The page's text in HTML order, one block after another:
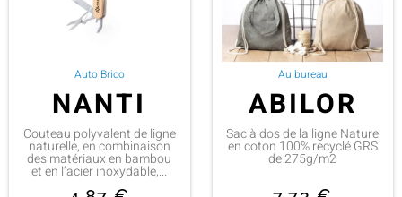
Auto Brico
NANTI
Couteau polyvalent de ligne
naturelle, en combinaison
des matériaux en bambou
et en l’acier inoxydable,...
Au bureau
ABILOR
Sac à dos de la ligne Nature
en coton 100% recyclé GRS
de 275g/m2